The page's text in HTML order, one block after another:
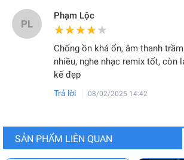
PL
Phạm Lộc
★★★★★
★★★★★
Chống ồn khá ổn, âm thanh
nhiều, nghe nhạc remix tốt, còn
kế đẹp
Trả lời 08/02/2025 14:42
SẢN PHẨM LIÊN QUAN